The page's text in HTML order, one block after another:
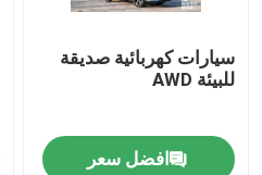
سيارات كهربائية صديقة
للبيئة AWD
افضل سعر